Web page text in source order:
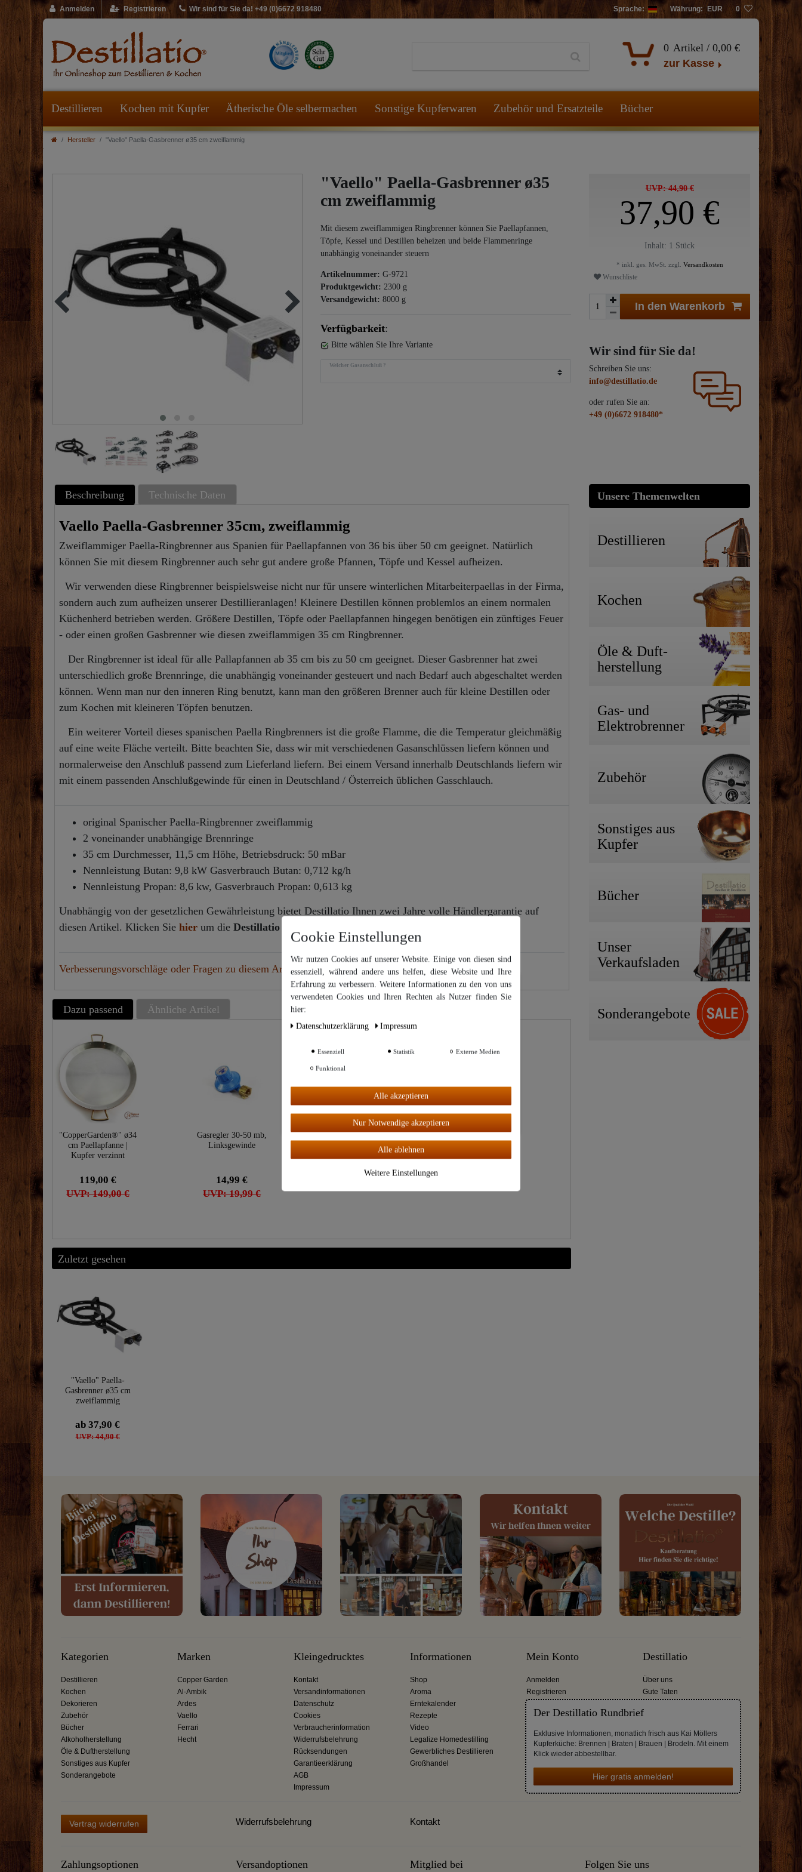
Anmelden Registrieren Wir sind für Sie da! +49 (0)6672 918480 Sprache: Währung: EUR 0
0 Artikel / 0,00 €
zur Kasse
Destillieren Kochen mit Kupfer Ätherische Öle selbermachen Sonstige Kupferwaren Zubehör und Ersatzteile Bücher
Hersteller "Vaello" Paella-Gasbrenner ø35 cm zweiflammig
"Vaello" Paella-Gasbrenner ø35
cm zweiflammig
Mit diesem zweiflammigen Ringbrenner können Sie Paellapfannen,
Töpfe, Kessel und Destillen beheizen und beide Flammenringe
unabhängig voneinander steuern
Artikelnummer: G-9721
Produktgewicht: 2300 g
Versandgewicht: 8000 g
Verfügbarkeit:
Bitte wählen Sie Ihre Variante
Welcher Gasanschluß ?
UVP: 44,90 €
37,90 €
Inhalt: 1 Stück
* inkl. ges. MwSt. zzgl. Versandkosten
Wunschliste
In den Warenkorb
Wir sind für Sie da!
Schreiben Sie uns:
info@destillatio.de
oder rufen Sie an:
+49 (0)6672 918480*
Beschreibung Technische Daten
Vaello Paella-Gasbrenner 35cm, zweiflammig
Zweiflammiger Paella-Ringbrenner aus Spanien für Paellapfannen von 36 bis über 50 cm geeignet. Natürlich
können Sie mit diesem Ringbrenner auch sehr gut andere große Pfannen, Töpfe und Kessel aufheizen.
Wir verwenden diese Ringbrenner beispielsweise nicht nur für unsere winterlichen Mitarbeiterpaellas in der Firma,
sondern auch zum aufheizen unserer Destillieranlagen! Kleinere Destillen können problemlos an einem normalen
Küchenherd betrieben werden. Größere Destillen, Töpfe oder Paellapfannen hingegen benötigen ein zünftiges Feuer
- oder einen großen Gasbrenner wie diesen zweiflammigen 35 cm Ringbrenner.
Der Ringbrenner ist ideal für alle Pallapfannen ab 35 cm bis zu 50 cm geeignet. Dieser Gasbrenner hat zwei
unterschiedlich große Brennringe, die unabhängig voneinander gesteuert und nach Bedarf auch abgeschaltet werden
können. Wenn man nur den inneren Ring benutzt, kann man den größeren Brenner auch für kleine Destillen oder
zum Kochen mit kleineren Töpfen benutzen.
Ein weiterer Vorteil dieses spanischen Paella Ringbrenners ist die große Flamme, die die Temperatur gleichmäßig
auf eine weite Fläche verteilt. Bitte beachten Sie, dass wir mit verschiedenen Gasanschlüssen liefern können und
normalerweise den Anschluß passend zum Lieferland liefern. Bei einem Versand innerhalb Deutschlands liefern wir
mit einem passenden Anschlußgewinde für einen in Deutschland / Österreich üblichen Gasschlauch.
original Spanischer Paella-Ringbrenner zweiflammig
2 voneinander unabhängige Brennringe
35 cm Durchmesser, 11,5 cm Höhe, Betriebsdruck: 50 mBar
Nennleistung Butan: 9,8 kW Gasverbrauch Butan: 0,712 kg/h
Nennleistung Propan: 8,6 kw, Gasverbrauch Propan: 0,613 kg
Unabhängig von der gesetzlichen Gewährleistung bietet Destillatio Ihnen zwei Jahre volle Händlergarantie auf
diesen Artikel. Klicken Sie hierum die Destillatio Garantieerklärung
Verbesserungsvorschläge oder Fragen zu diesem Artikel
Dazu passend Ähnliche Artikel
"CopperGarden®" ø34
cm Paellapfanne |
Kupfer verzinnt
UVP: 149,00 €
119,00 €
Gasregler 30-50 mb,
Linksgewinde
UVP: 19,99 €
14,99 €
"Vaello" Set:
Gasbrenner ø40cm |
Mit Ständer &
69,00 €
Zuletzt gesehen
"Vaello" Paella-
Gasbrenner ø35 cm
zweiflammig
UVP: 44,90 €
ab 37,90 €
Unsere Themenwelten
Destillieren
Kochen
Öle & Duft-
herstellung
Gas- und
Elektrobrenner
Zubehör
Sonstiges aus
Kupfer
Bücher
Unser
Verkaufsladen
Sonderangebote
Kategorien
Destillieren
Kochen
Dekorieren
Zubehör
Bücher
Alkoholherstellung
Öle & Duftherstellung
Sonstiges aus Kupfer
Sonderangebote
Marken
Copper Garden
Al-Ambik
Ardes
Vaello
Ferrari
Hecht
Kleingedrucktes
Kontakt
Versandinformationen
Datenschutz
Cookies
Verbraucherinformation
Widerrufsbelehrung
Rücksendungen
Garantieerklärung
AGB
Impressum
Informationen
Shop
Aroma
Erntekalender
Rezepte
Video
Legalize Homedestilling
Gewerbliches Destillieren
Großhandel
Mein Konto
Anmelden
Registrieren
Destillatio
Über uns
Gute Taten
Der Destillatio Rundbrief
Exklusive Informationen, monatlich frisch aus Kai Möllers
Kupferküche: Brennen | Braten | Brauen | Brodeln. Mit einem
Klick wieder abbestellbar.
Hier gratis anmelden!
Vertrag widerrufen Widerrufsbelehrung Kontakt
Zahlungsoptionen Versandoptionen Mitglied bei Folgen Sie uns
Wir nutzen Cookies auf unserer Website. Einige von diesen sind
essenziell, während andere uns helfen, diese Website und Ihre
Erfahrung zu verbessern. Weitere Informationen zu den von uns
unsererDaten­schutz­erklärungund unserem
Alle
akzeptiere
n
Cookie Einstellungen
Wir nutzen Cookies auf unserer Website. Einige von diesen sind
essenziell, während andere uns helfen, diese Website und Ihre
Erfahrung zu verbessern. Weitere Informationen zu den von uns
verwendeten Cookies und Ihren Rechten als Nutzer finden Sie
hier:
Daten­schutz­erklärung
Impressum
Essenziell Statistik Externe Medien
Funktional
Alle akzeptieren
Nur Notwendige akzeptieren
Alle ablehnen
Weitere Einstellungen